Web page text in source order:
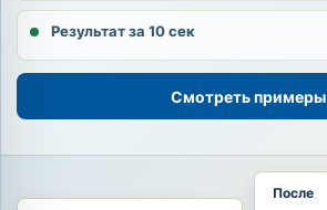
Результат за 10 сек
Смотреть примеры
После